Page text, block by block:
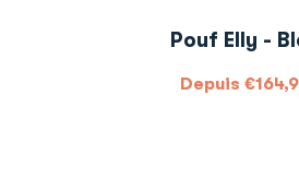
Pouf Elly -
Depuis €